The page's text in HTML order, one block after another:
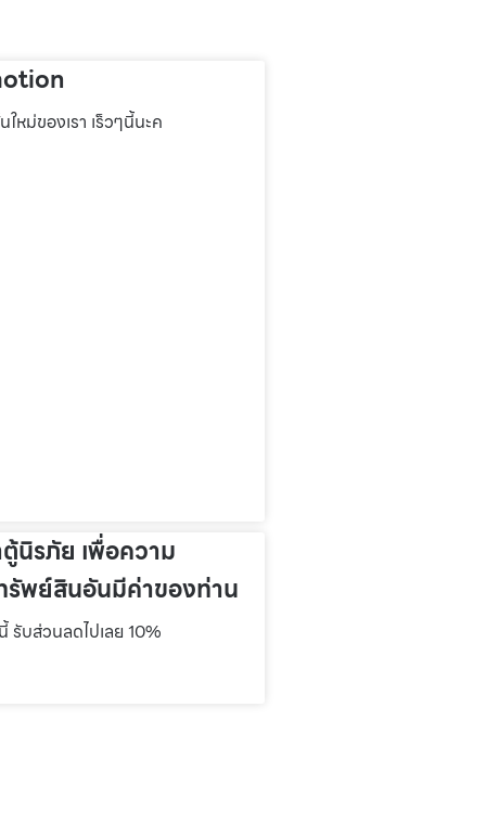
หม่ของเรา เร็วๆนี้นะค
ตู้นิรภัย เพื่อความ
พย์สินอันมีค่าของท่าน
รับส่วนลดไปเลย 10%